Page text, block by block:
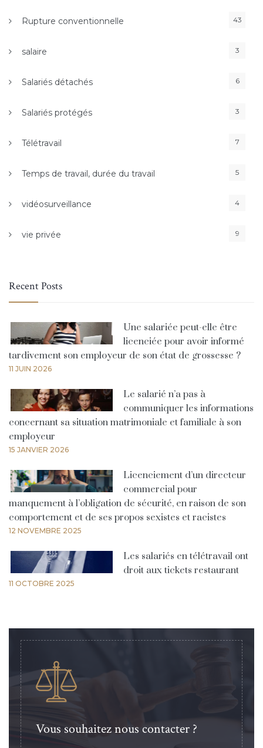
Rupture conventionnelle 43
salaire 3
Salariés détachés 6
Salariés protégés 3
Télétravail 7
Temps de travail, durée du travail 5
vidéosurveillance 4
vie privée 9
Recent Posts
Une salariée peut-elle être
licenciée pour avoir informé
tardivement son employeur de son état de grossesse ?
11 JUIN 2026
Le salarié n’a pas à
communiquer les informations
concernant sa situation matrimoniale et familiale à son
employeur
15 JANVIER 2026
Licenciement d’un directeur
commercial pour
manquement à l’obligation de sécurité, en raison de son
comportement et de ses propos sexistes et racistes
12 NOVEMBRE 2025
Les salariés en télétravail ont
droit aux tickets restaurant
11 OCTOBRE 2025
Vous souhaitez nous contacter ?